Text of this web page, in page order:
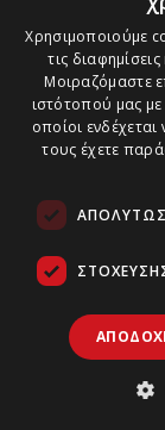
Χρησιμοποιούμε
τις
Μοιραζόμαστε
ιστότοπού μας
οποίοι
τους έχετε